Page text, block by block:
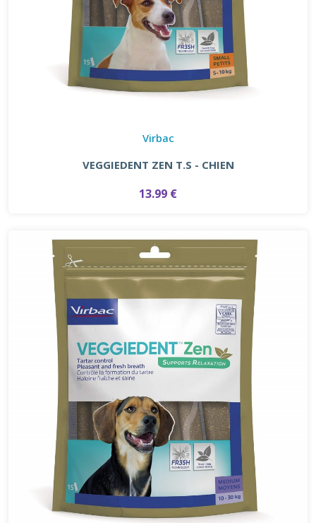
Virbac
VEGGIEDENT ZEN T.S - CHIEN
13.99 €